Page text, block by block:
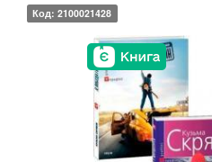
Код: 2100021428